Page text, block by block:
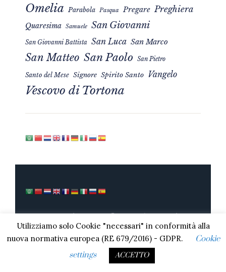
Omelia Parabola Pasqua Pregare Preghiera
Quaresima Samuele San Giovanni
San Giovanni Battista San Luca San Marco
San Matteo San Paolo San Pietro
Santo del Mese Signore Spirito Santo Vangelo
Vescovo di Tortona
Mons. Guido Marini © 2020 / Tutti i diritti
sono riservati. BySabdesign
VESCOVO DI TORTONA
Utilizziamo solo Cookie "necessari" in conformità alla
nuova normativa europea (RE 679/2016) - GDPR.
Cookie
settings
ACCETTO